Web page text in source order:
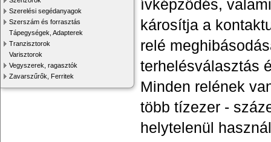
Szerelési segédanyagok
Szerszám és forrasztás
Tápegységek, Adapterek
Tranzisztorok
Varisztorok
Vegyszerek, ragasztók
Zavarszűrők, Ferritek
ívképződés,
károsítja a
relé
terhelésválasztás
Minden relének
több tízezer -
helytelenül